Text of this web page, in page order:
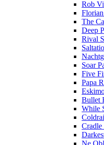
Rob
The
Deep
Rival
Soar
Five
Papa
Bullet
While
Ne